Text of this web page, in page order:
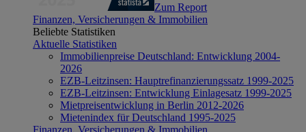
Zum Report
Finanzen, Versicherungen & Immobilien
Beliebte Statistiken
Aktuelle Statistiken
Immobilienpreise Deutschland: Entwicklung 2004-
2026
EZB-Leitzinsen: Hauptrefinanzierungssatz 1999-2025
EZB-Leitzinsen: Entwicklung Einlagesatz 1999-2025
Mietpreisentwicklung in Berlin 2012-2026
Mietenindex für Deutschland 1995-2025
Finanzen, Versicherungen & Immobilien